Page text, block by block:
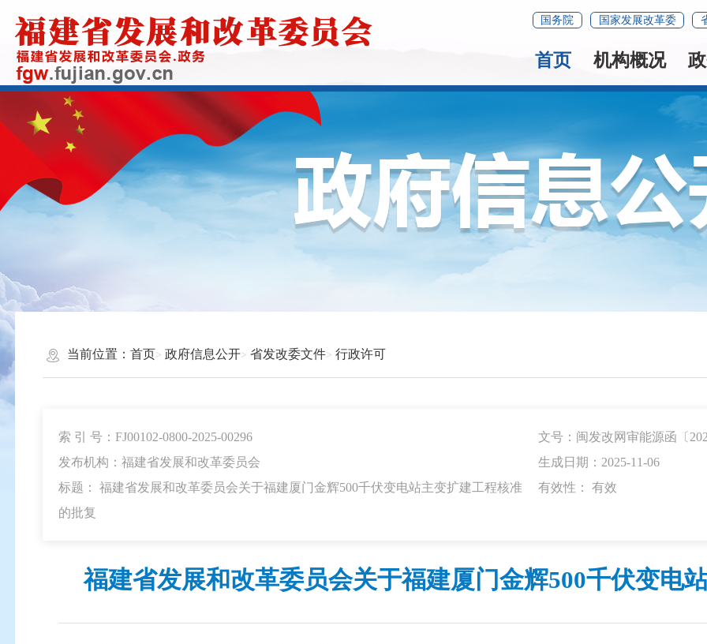
国务院 国家发展改革委
首页 机构概况
当前位置： 首页 政府信息公开 省发改委文件 行政许可
索 引 号：FJ00102-0800-2025-00296
文号：闽发改网审能源函〔
发布机构：福建省发展和改革委员会
生成日期：2025-11-06
标题： 福建省发展和改革委员会关于福建厦门金辉500千伏变电站主变扩建工程核准
的批复
有效性： 有效
福建省发展和改革委员会关于福建厦门金辉500千伏变电